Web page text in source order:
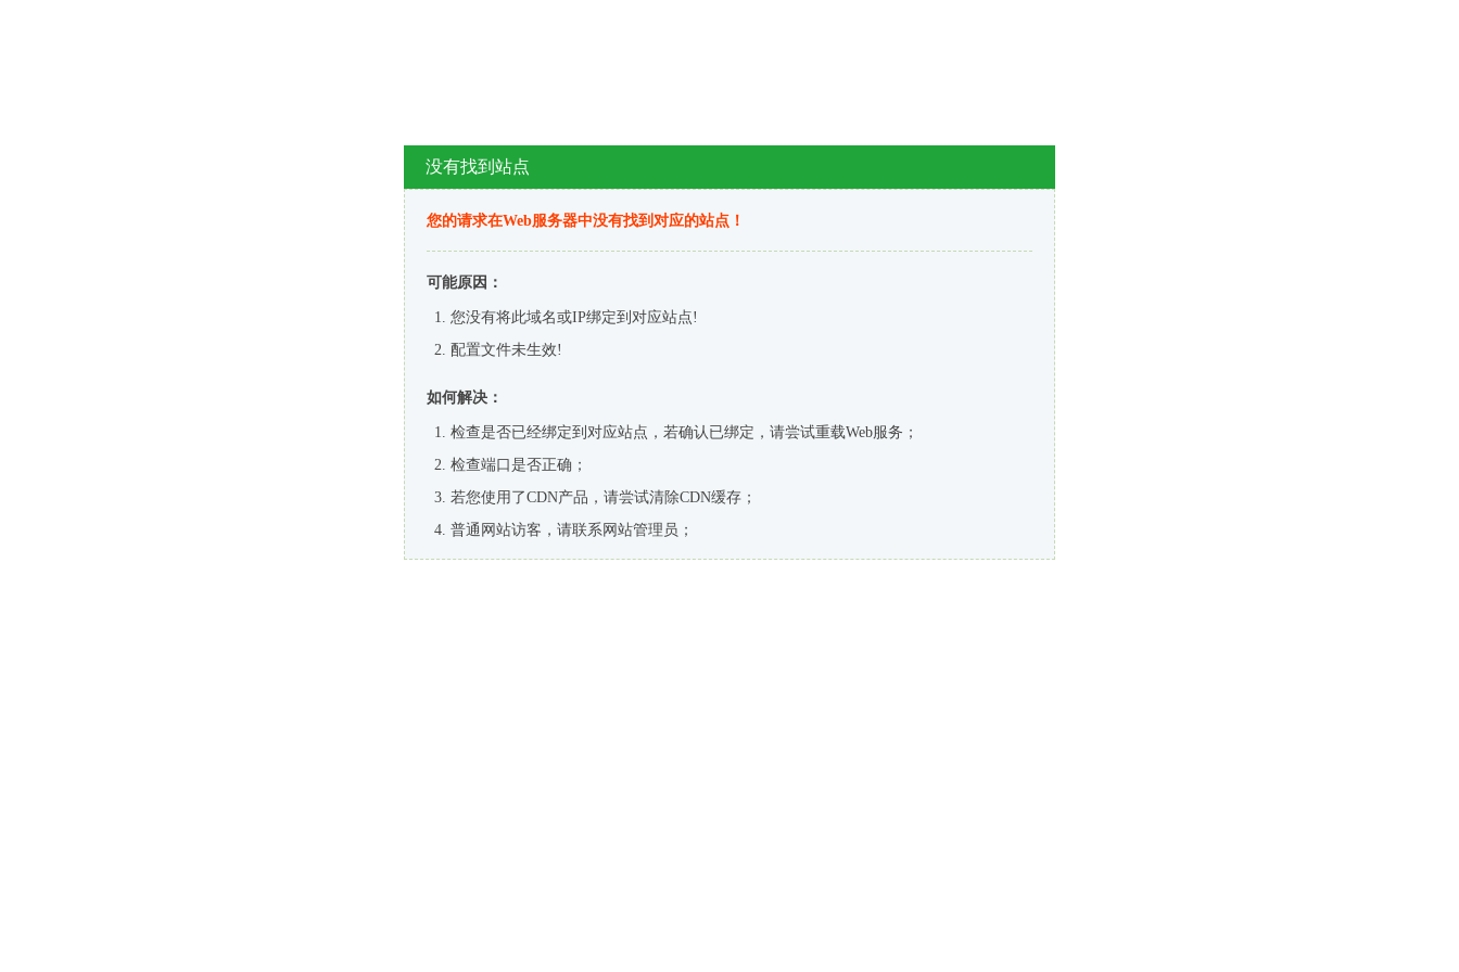
没有找到站点
您的请求在Web服务器中没有找到对应的站点！
可能原因：
您没有将此域名或IP绑定到对应站点!
配置文件未生效!
如何解决：
检查是否已经绑定到对应站点，若确认已绑定，请尝试重载Web服务；
检查端口是否正确；
若您使用了CDN产品，请尝试清除CDN缓存；
普通网站访客，请联系网站管理员；